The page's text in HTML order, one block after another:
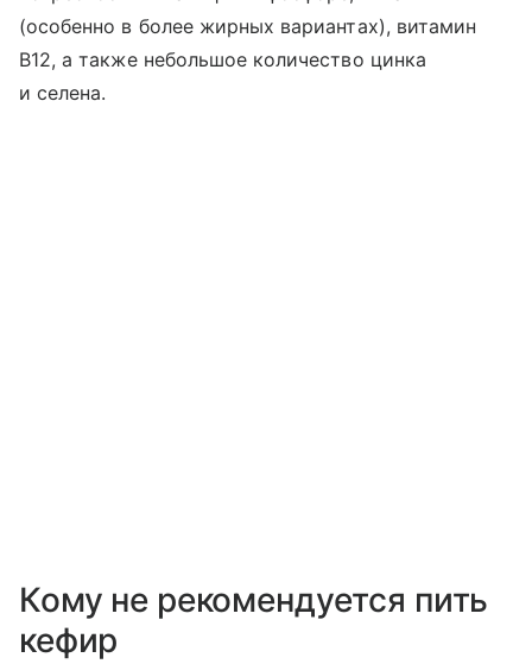
(особенно в более жирных вариантах), витамин
B12, а также небольшое количество цинка
и селена.
Кому не рекомендуется пить
кефир